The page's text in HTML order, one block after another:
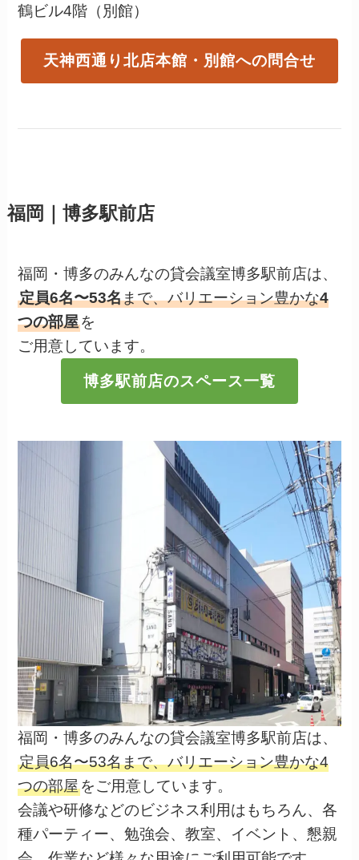
鶴ビル4階（別館）
天神西通り北店本館・別館への問合せ
福岡｜博多駅前店
福岡・博多のみんなの貸会議室博多駅前店は、
定員6名〜53名まで、バリエーション豊かな4
つの部屋を
ご用意しています。
博多駅前店のスペース一覧
福岡・博多のみんなの貸会議室博多駅前店は、
定員6名〜53名まで、バリエーション豊かな4
つの部屋をご用意しています。
会議や研修などのビジネス利用はもちろん、各
種パーティー、勉強会、教室、イベント、懇親